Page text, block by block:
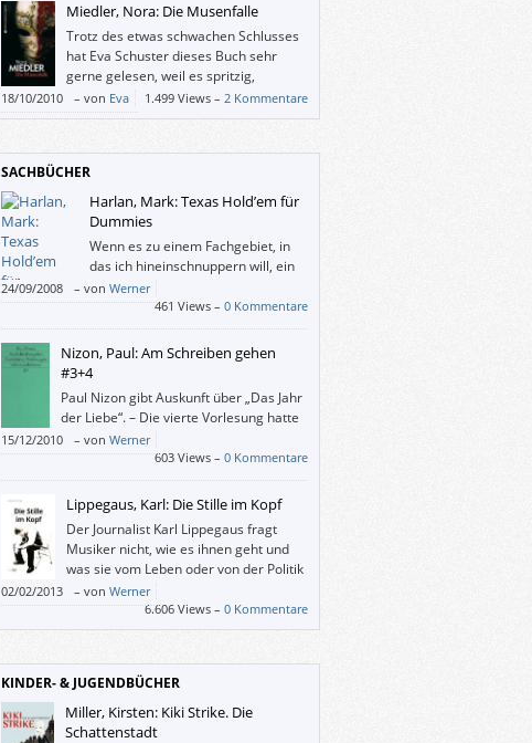
Miedler, Nora: Die Musenfalle
Trotz des etwas schwachen Schlusses
hat Eva Schuster dieses Buch sehr
gerne gelesen, weil es spritzig,
spannend, ein bisschen patzig und
humorvoll geschrieben ist.
18/10/2010 – von Eva 1.499 Views – 2 Kommentare
SACHBÜCHER
Harlan, Mark: Texas Hold’em für
Dummies
Wenn es zu einem Fachgebiet, in
das ich hineinschnuppern will, ein
„für Dummies“-Buch gibt, schaue
ich mir zwar möglichst viele andere Publikationen
zum Thema an, doch schlussendlich greife ich
doch zur gelben Reihe. Denn da weiß ich, was ich
kaufe: Die AutorInnen sind ExpterInnen mit Praxis,
24/09/2008 – von Werner
461 Views – 0 Kommentare
Nizon, Paul: Am Schreiben gehen
#3+4
Paul Nizon gibt Auskunft über „Das Jahr
der Liebe“. – Die vierte Vorlesung hatte
Stoff, Form, Struktur, Aussage und
Thematik zum Thema.
15/12/2010 – von Werner
603 Views – 0 Kommentare
Lippegaus, Karl: Die Stille im Kopf
Der Journalist Karl Lippegaus fragt
Musiker nicht, wie es ihnen geht und
was sie vom Leben oder von der Politik
halten, sondern er spricht mit ihnen
darüber, wie es ist, Musiker zu sein, und warum
sie gerade jetzt gerade diese Musik machen.
02/02/2013 – von Werner
6.606 Views – 0 Kommentare
KINDER- & JUGENDBÜCHER
Miller, Kirsten: Kiki Strike. Die
Schattenstadt